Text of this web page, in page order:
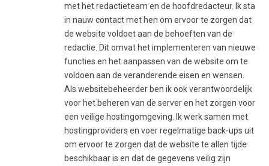
met het redactieteam en de hoofdredacteur. Ik sta
in nauw contact met hen om ervoor te zorgen dat
de website voldoet aan de behoeften van de
redactie. Dit omvat het implementeren van nieuwe
functies en het aanpassen van de website om te
voldoen aan de veranderende eisen en wensen.
Als websitebeheerder ben ik ook verantwoordelijk
voor het beheren van de server en het zorgen voor
een veilige hostingomgeving. Ik werk samen met
hostingproviders en voer regelmatige back-ups uit
om ervoor te zorgen dat de website te allen tijde
beschikbaar is en dat de gegevens veilig zijn